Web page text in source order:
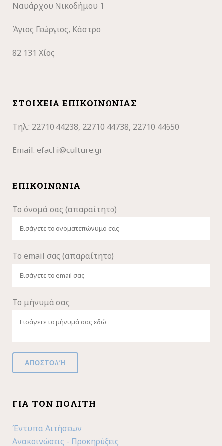
Ναυάρχου Νικοδήμου 1
Άγιος Γεώργιος, Κάστρο
82 131 Χίος
ΣΤΟΙΧΕΊΑ ΕΠΙΚΟΙΝΩΝΊΑΣ
Τηλ.: 22710 44238, 22710 44738, 22710 44650
Email: efachi@culture.gr
ΕΠΙΚΟΙΝΩΝΊΑ
Το όνομά σας (απαραίτητο)
Το email σας (απαραίτητο)
Το μήνυμά σας
ΓΙΑ ΤΟΝ ΠΟΛΊΤΗ
Έντυπα Αιτήσεων
Ανακοινώσεις - Προκηρύξεις